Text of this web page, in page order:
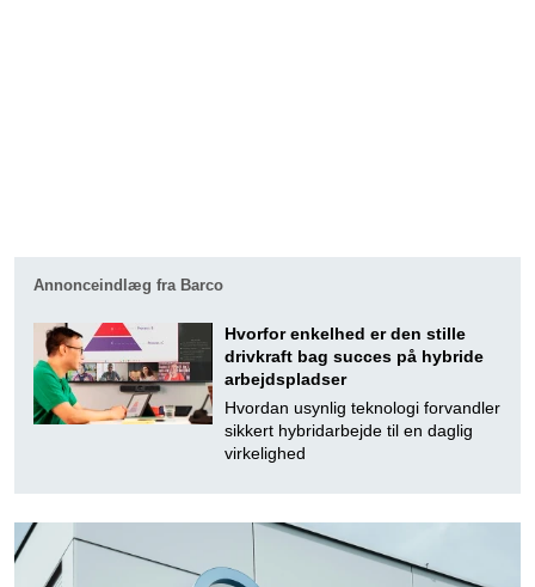
Annonceindlæg fra Barco
Hvorfor enkelhed er den stille
drivkraft bag succes på hybride
arbejdspladser
Hvordan usynlig teknologi forvandler
sikkert hybridarbejde til en daglig
virkelighed